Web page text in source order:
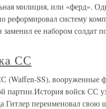
милиция, или «ферд».
реформировал систему
ее набором солдат
СС
(Waffen-SS), вооруженные
партии.История войск СС
Гитлер переименовал свою